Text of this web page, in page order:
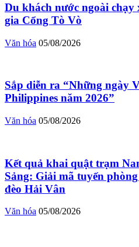
Du khách nước ngoài chạy
gia Cổng Tò Vò
Văn hóa 05/08/2026
Sắp diễn ra “Những ngày
Philippines năm 2026”
Văn hóa 05/08/2026
Kết quả khai quật trạm
Sảng: Giải mã tuyến
đèo Hải Vân
Văn hóa 05/08/2026